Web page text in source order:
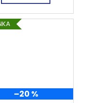
–20 %